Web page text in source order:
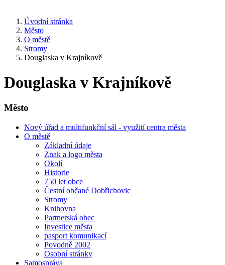
Úvodní stránka
Město
O městě
Stromy
Douglaska v Krajníkově
Douglaska v Krajníkově
Město
Nový úřad a multifunkční sál - využití centra města
O městě
Základní údaje
Znak a logo města
Okolí
Historie
750 let obce
Čestní občané Dobřichovic
Stromy
Knihovna
Partnerská obec
Investice města
pasport komunikací
Povodně 2002
Osobní stránky
Samospráva